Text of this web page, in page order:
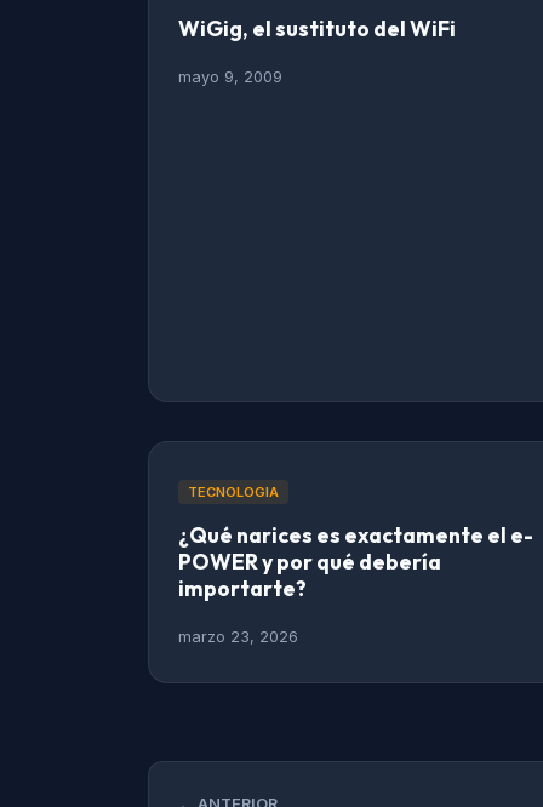
WiGig, el sustituto del WiFi
mayo 9, 2009
TECNOLOGIA
¿Qué narices es exactamente el e-
POWER y por qué debería
importarte?
marzo 23, 2026
← ANTERIOR